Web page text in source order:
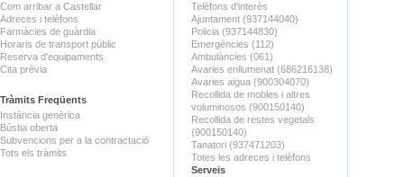
Com arribar a Castellar
Adreces i telèfons
Farmàcies de guàrdia
Horaris de transport públic
Reserva d'equipaments
Cita prèvia
Tràmits Freqüents
Instància genèrica
Bústia oberta
Subvencions per a la contractació
Tots els tràmits
Telèfons d'interès
Ajuntament (937144040)
Policia (937144830)
Emergències (112)
Ambulàncies (061)
Avaries enllumenat (686216138)
Avaries aigua (900304070)
Recollida de mobles i altres
voluminosos (900150140)
Recollida de restes vegetals
(900150140)
Tanatori (937471203)
Totes les adreces i telèfons
Serveis